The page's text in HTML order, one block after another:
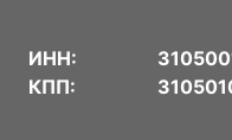
ИНН:
КПП: